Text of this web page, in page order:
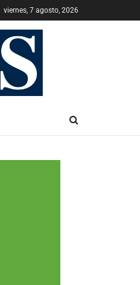
viernes, 7 agosto, 2026